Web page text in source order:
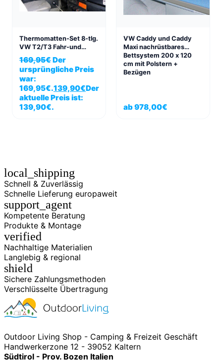
Thermomatten-Set 8-tlg.
VW T2/T3 Fahr-und
Wohnraum
169,95€Der
ursprüngliche Preis
war:
169,95€.139,90€Der
aktuelle Preis ist:
139,90€.
VW Caddy und Caddy
Maxi nachrüstbares
Bettsystem 200 x 120
cm mit Polstern +
Bezügen
ab978,00€
local_shipping
Schnell & Zuverlässig
Schnelle Lieferung europaweit
support_agent
Kompetente Beratung
Produkte & Montage
verified
Nachhaltige Materialien
Langlebig & regional
shield
Sichere Zahlungsmethoden
Verschlüsselte Übertragung
Outdoor Living Shop - Camping & Freizeit Geschäft
Handwerkerzone 12 - 39052 Kaltern
Südtirol - Prov. Bozen Italien